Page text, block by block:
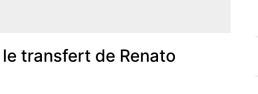
transfert de Renato